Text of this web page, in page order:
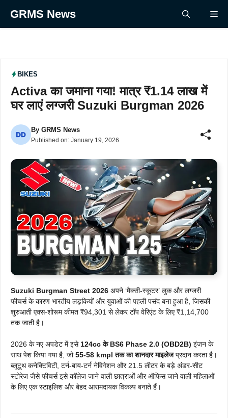
GRMS News
BIKES
Activa का जमाना गया! मात्र ₹1.14 लाख में
घर लाएं लग्जरी Suzuki Burgman 2026
By GRMS News
Published on: January 19, 2026
Suzuki Burgman Street 2026 अपने ‘मैक्सी-स्कूटर’ लुक और लग्जरी
फीचर्स के कारण भारतीय लड़कियों और युवाओं की पहली पसंद बना हुआ है, जिसकी
शुरुआती एक्स-शोरूम कीमत ₹94,301 से लेकर टॉप वेरिएंट के लिए ₹1,14,700
तक जाती है।
2026 के नए अपडेट में इसे124cc के BS6 Phase 2.0 (OBD2B) इंजन के
साथ पेश किया गया है, जो55-58 kmpl तक का शानदार माइलेजप्रदान करता है।
ब्लूटूथ कनेक्टिविटी, टर्न-बाय-टर्न नेविगेशन और 21.5 लीटर के बड़े अंडर-सीट
स्टोरेज जैसे फीचर्स इसे कॉलेज जाने वाली छात्राओं और ऑफिस जाने वाली महिलाओं
के लिए एक स्टाइलिश और बेहद आरामदायक विकल्प बनाते हैं।